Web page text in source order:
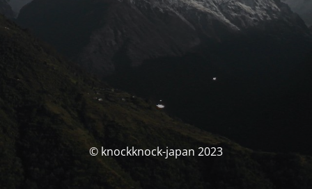
© knockknock-japan 2023